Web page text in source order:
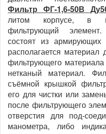
Фильтр ФГ-1,6-50В
литом корпусе, в
фильтрующий
состоят из армирующих
располагается
фильтрующего материала
нетканый материал.
съёмной крышкой
его для чистки или
после фильтрующего
отверстия для под-
манометра, либо